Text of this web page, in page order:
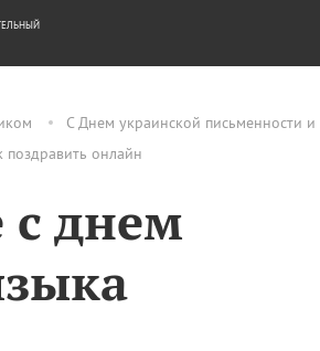
С Днем украинской письменности и
поздравить онлайн
с днем
ДЕНЬГИ